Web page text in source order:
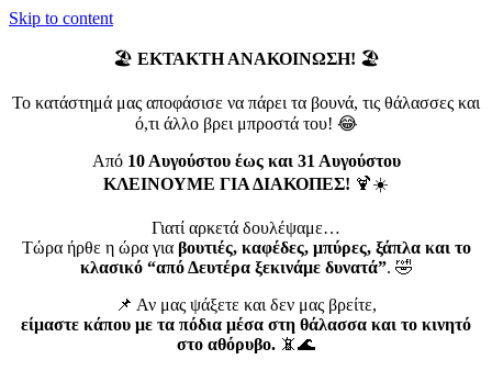
Skip to content
🏖️ ΕΚΤΑΚΤΗ ΑΝΑΚΟΙΝΩΣΗ! 🏖️
Το κατάστημά μας αποφάσισε να πάρει τα βουνά, τις θάλασσες και
ό,τι άλλο βρει μπροστά του! 😂
Από 10 Αυγούστου έως και 31 Αυγούστου
ΚΛΕΙΝΟΥΜΕ ΓΙΑ ΔΙΑΚΟΠΕΣ! 🍹☀️
Γιατί αρκετά δουλέψαμε…
Τώρα ήρθε η ώρα για βουτιές, καφέδες, μπύρες, ξάπλα και το
κλασικό “από Δευτέρα ξεκινάμε δυνατά”. 🤣
📌 Αν μας ψάξετε και δεν μας βρείτε,
είμαστε κάπου με τα πόδια μέσα στη θάλασσα και το κινητό
στο αθόρυβο. 📵🌊